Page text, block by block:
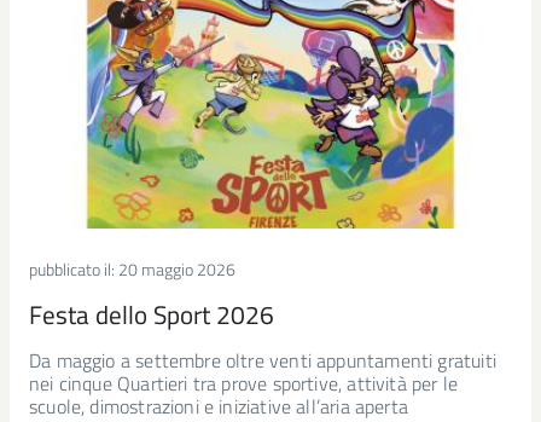
pubblicato il: 20 maggio 2026
Festa dello Sport 2026
Da maggio a settembre oltre venti appuntamenti gratuiti
nei cinque Quartieri tra prove sportive, attività per le
scuole, dimostrazioni e iniziative all’aria aperta